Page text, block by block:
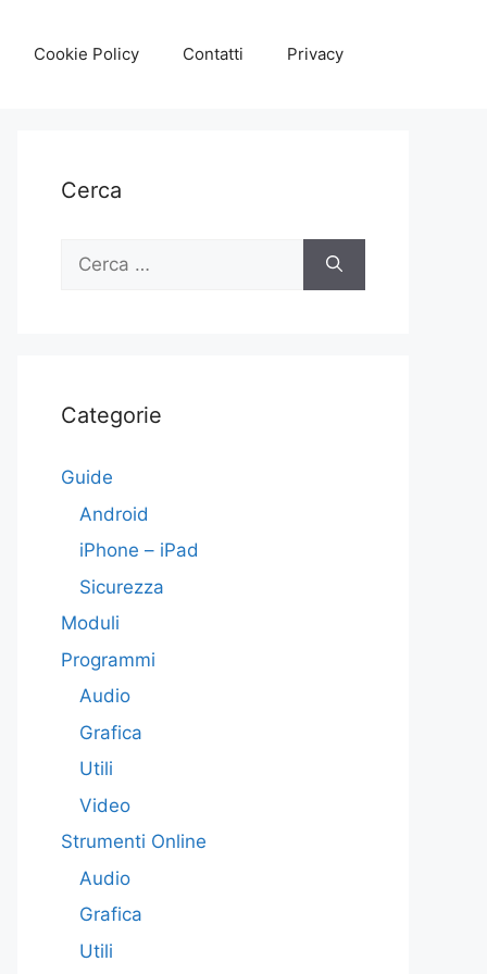
Cookie Policy Contatti Privacy
Cerca
Ricerca
Categorie
Guide
Android
iPhone – iPad
Sicurezza
Moduli
Programmi
Audio
Grafica
Utili
Video
Strumenti Online
Audio
Grafica
Utili